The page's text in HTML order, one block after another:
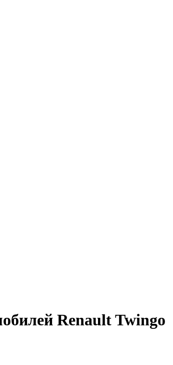
Renault Twingo